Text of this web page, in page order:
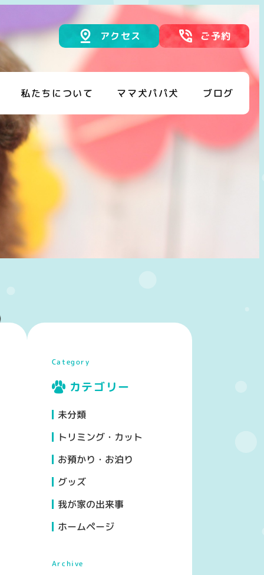
私たちについて ママ犬パパ犬 ブログ
アクセス ご予約
Category
カテゴリー
未分類
トリミング・カット
お預かり・お泊り
グッズ
我が家の出来事
ホームページ
Archive